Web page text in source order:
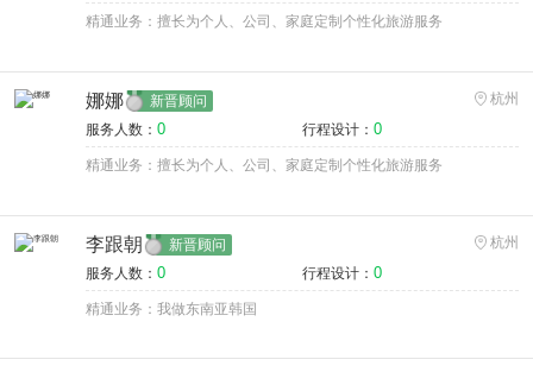
精通业务：擅长为个人、公司、家庭定制个性化旅游服务
娜娜 新晋顾问
杭州
服务人数： 0 行程设计： 0
精通业务：擅长为个人、公司、家庭定制个性化旅游服务
李跟朝 新晋顾问
杭州
服务人数： 0 行程设计： 0
精通业务：我做东南亚韩国